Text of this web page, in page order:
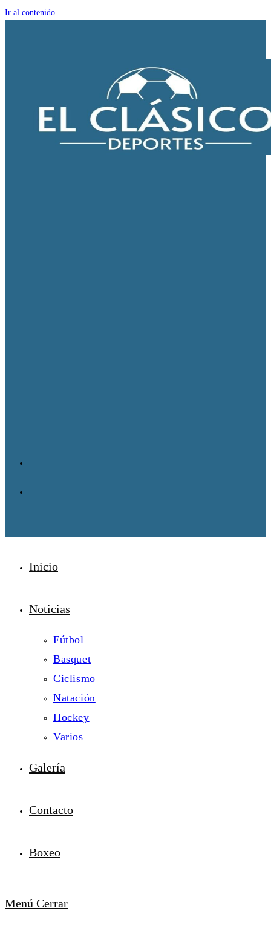
Ir al contenido
Inicio
Noticias
Fútbol
Basquet
Ciclismo
Natación
Hockey
Varios
Galería
Contacto
Boxeo
Menú Cerrar